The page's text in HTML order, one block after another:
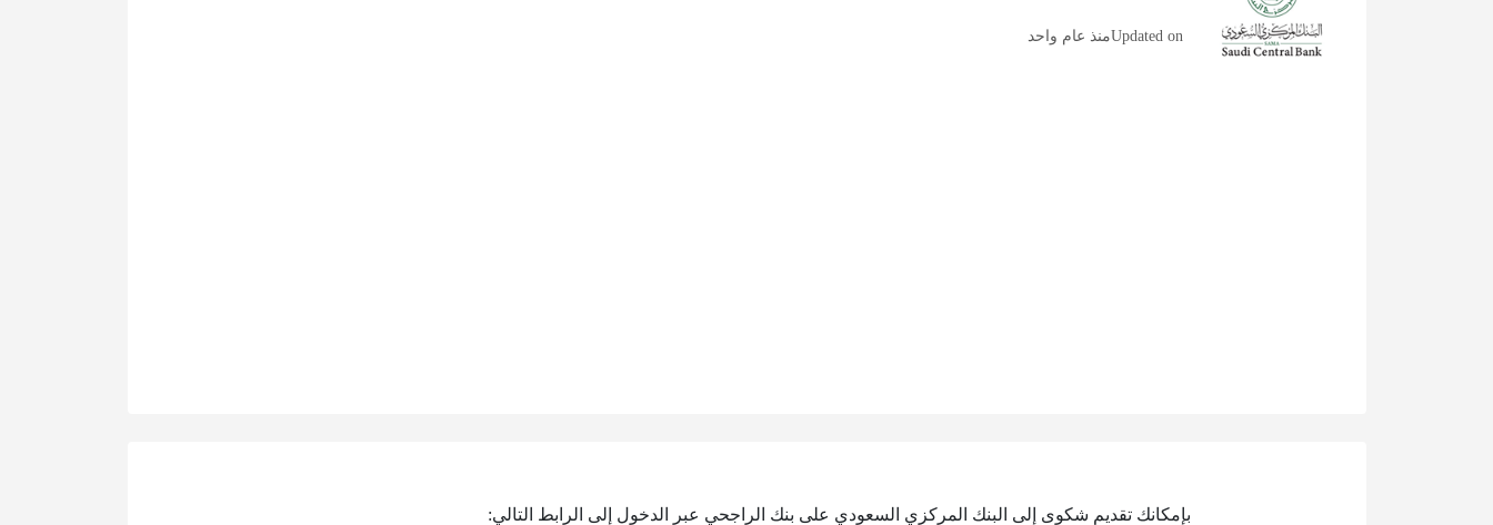
Updated onمنذ عام واحد
بإمكانك تقديم شكوى إلى البنك المركزي السعودي على بنك الراجحي عبر الدخول إلى الرابط التالي: